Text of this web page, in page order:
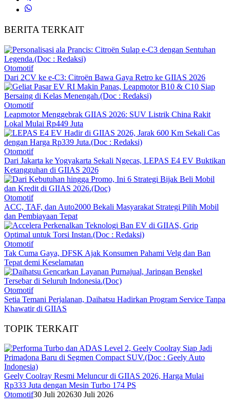
BERITA TERKAIT
Otomotif
Dari 2CV ke e-C3: Citroën Bawa Gaya Retro ke GIIAS 2026
Otomotif
Leapmotor Menggebrak GIIAS 2026: SUV Listrik China Rakit
Lokal Mulai Rp449 Juta
Otomotif
Dari Jakarta ke Yogyakarta Sekali Ngecas, LEPAS E4 EV Buktikan
Ketangguhan di GIIAS 2026
Otomotif
ACC, TAF, dan Auto2000 Bekali Masyarakat Strategi Pilih Mobil
dan Pembiayaan Tepat
Otomotif
Tak Cuma Gaya, DFSK Ajak Konsumen Pahami Velg dan Ban
Tepat demi Keselamatan
Otomotif
Setia Temani Perjalanan, Daihatsu Hadirkan Program Service Tanpa
Khawatir di GIIAS
TOPIK TERKAIT
Geely Coolray Resmi Meluncur di GIIAS 2026, Harga Mulai
Rp333 Juta dengan Mesin Turbo 174 PS
Otomotif30 Juli 202630 Juli 2026